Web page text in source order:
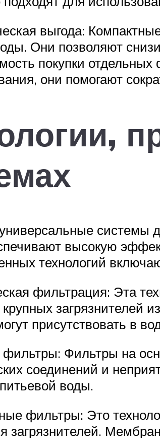
выгода:
Они позволяют
покупки
они помогают
системы
высокую
технологий
фильтрация: Эта
загрязнителей
присутствовать в
Фильтры на
соединений и
воды.
фильтры: Это
загрязнителей.